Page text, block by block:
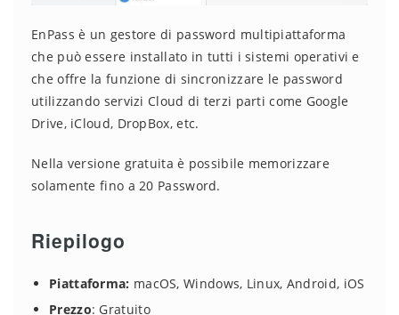
EnPass è un gestore di password multipiattaforma
che può essere installato in tutti i sistemi operativi e
che offre la funzione di sincronizzare le password
utilizzando servizi Cloud di terzi parti come Google
Drive, iCloud, DropBox, etc.
Nella versione gratuita è possibile memorizzare
solamente fino a 20 Password.
Riepilogo
Piattaforma: macOS, Windows, Linux, Android, iOS
Prezzo: Gratuito